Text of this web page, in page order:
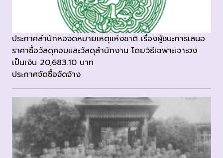
ประกาศสำนักหอจดหมายเหตุแห่งชาติ เรื่องผู้ชนะการเสนอ
ราคาซื้อวัสดุคอมและวัสดุสำนักงาน โดยวิธีเฉพาะเจาะจง
เป็นเงิน 20,683.10 บาท
ประกาศจัดซื้อจัดจ้าง